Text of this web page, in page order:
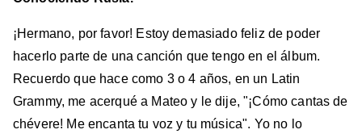
¡Hermano, por favor! Estoy demasiado feliz de poder
hacerlo parte de una canción que tengo en el álbum.
Recuerdo que hace como 3 o 4 años, en un Latin
Grammy, me acerqué a Mateo y le dije, "¡Cómo cantas de
chévere! Me encanta tu voz y tu música". Yo no lo